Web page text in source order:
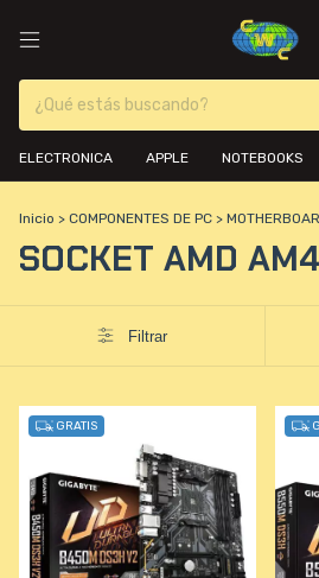
ELECTRONICA APPLE NOTEBOOKS
Inicio > COMPONENTES DE PC >
SOCKET AMD AM4
Filtrar
GRATIS